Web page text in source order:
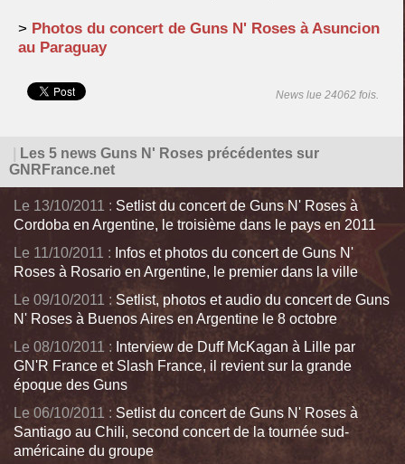
> Photos du concert de Guns N' Roses à Asuncion
au Paraguay
News lue 24062 fois.
Les 5 news Guns N' Roses précédentes sur
GNRFrance.net
Le 13/10/2011 : Setlist du concert de Guns N' Roses à
Cordoba en Argentine, le troisième dans le pays en 2011
Le 11/10/2011 : Infos et photos du concert de Guns N'
Roses à Rosario en Argentine, le premier dans la ville
Le 09/10/2011 : Setlist, photos et audio du concert de Guns
N' Roses à Buenos Aires en Argentine le 8 octobre
Le 08/10/2011 : Interview de Duff McKagan à Lille par
GN'R France et Slash France, il revient sur la grande
époque des Guns
Le 06/10/2011 : Setlist du concert de Guns N' Roses à
Santiago au Chili, second concert de la tournée sud-
américaine du groupe